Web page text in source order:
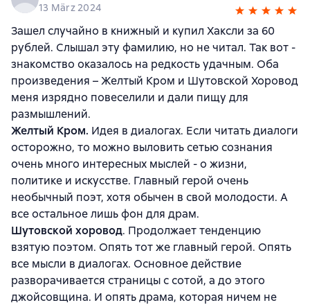
13 März 2024
Зашел случайно в книжный и купил Хаксли за 60
рублей. Слышал эту фамилию, но не читал. Так вот -
знакомство оказалось на редкость удачным. Оба
произведения – Желтый Кром и Шутовской Хоровод
меня изрядно повеселили и дали пищу для
размышлений.
Желтый Кром. Идея в диалогах. Если читать диалоги
осторожно, то можно выловить сетью сознания
очень много интересных мыслей - о жизни,
политике и искусстве. Главный герой очень
необычный поэт, хотя обычен в свой молодости. А
все остальное лишь фон для драм.
Шутовской хоровод. Продолжает тенденцию
взятую поэтом. Опять тот же главный герой. Опять
все мысли в диалогах. Основное действие
разворачивается страницы с сотой, а до этого
джойсовщина. И опять драма, которая ничем не